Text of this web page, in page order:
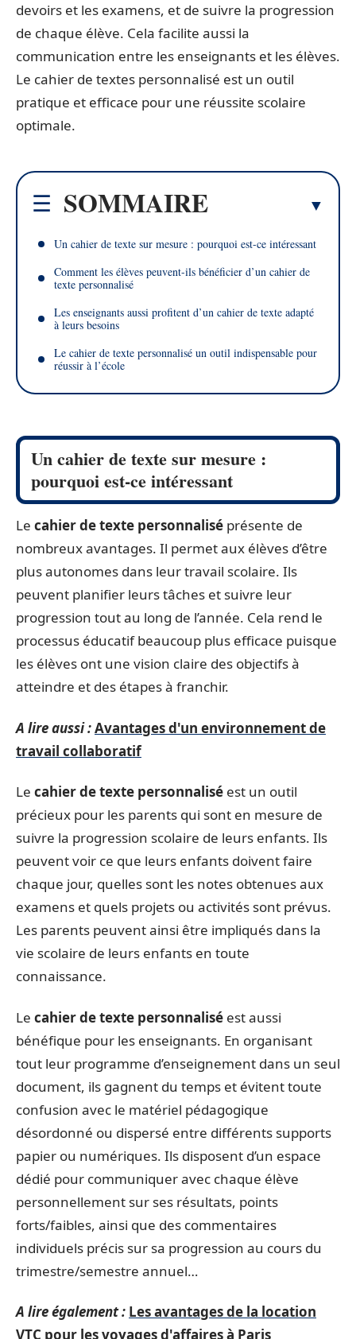
devoirs et les examens, et de suivre la progression
de chaque élève. Cela facilite aussi la
communication entre les enseignants et les élèves.
Le cahier de textes personnalisé est un outil
pratique et efficace pour une réussite scolaire
optimale.
SOMMAIRE
Un cahier de texte sur mesure : pourquoi est-ce intéressant
Comment les élèves peuvent-ils bénéficier d’un cahier de
texte personnalisé
Les enseignants aussi profitent d’un cahier de texte adapté
à leurs besoins
Le cahier de texte personnalisé un outil indispensable pour
réussir à l’école
Un cahier de texte sur mesure :
pourquoi est-ce intéressant
Le cahier de texte personnalisé présente de
nombreux avantages. Il permet aux élèves d’être
plus autonomes dans leur travail scolaire. Ils
peuvent planifier leurs tâches et suivre leur
progression tout au long de l’année. Cela rend le
processus éducatif beaucoup plus efficace puisque
les élèves ont une vision claire des objectifs à
atteindre et des étapes à franchir.
A lire aussi :Avantages d'un environnement de
travail collaboratif
Le cahier de texte personnalisé est un outil
précieux pour les parents qui sont en mesure de
suivre la progression scolaire de leurs enfants. Ils
peuvent voir ce que leurs enfants doivent faire
chaque jour, quelles sont les notes obtenues aux
examens et quels projets ou activités sont prévus.
Les parents peuvent ainsi être impliqués dans la
vie scolaire de leurs enfants en toute
connaissance.
Le cahier de texte personnalisé est aussi
bénéfique pour les enseignants. En organisant
tout leur programme d’enseignement dans un seul
document, ils gagnent du temps et évitent toute
confusion avec le matériel pédagogique
désordonné ou dispersé entre différents supports
papier ou numériques. Ils disposent d’un espace
dédié pour communiquer avec chaque élève
personnellement sur ses résultats, points
forts/faibles, ainsi que des commentaires
individuels précis sur sa progression au cours du
trimestre/semestre annuel…
A lire également : Les avantages de la location
VTC pour les voyages d'affaires à Paris